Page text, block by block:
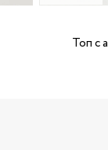
Топ с